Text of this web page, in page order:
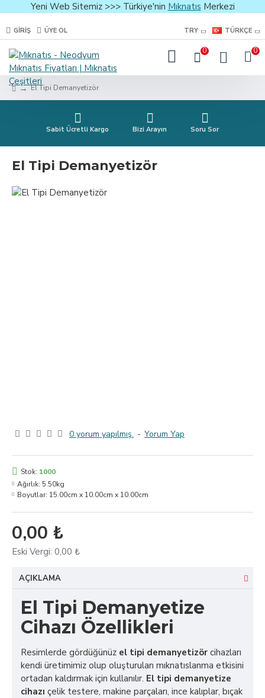
Yeni Web Sitemiz >>> Türkiye'nin Mıknatıs Merkezi
GIRIŞ ÜYE OL TRY TÜRKÇE
0 0
El Tipi Demanyetizör
Sabit Ücretli Kargo Bizi Arayın Soru Sor
El Tipi Demanyetizör
0 yorum yapılmış. - Yorum Yap
0,00 ₺
Eski Vergi: 0,00 ₺
Stok: 1000
Ağırlık: 5.50kg
Boyutlar: 15.00cm x 10.00cm x 10.00cm
AÇIKLAMA
El Tipi Demanyetize
Cihazı Özellikleri
Resimlerde gördüğünüz el tipi demanyetizör cihazları
kendi üretimimiz olup oluşturulan mıknatıslanma etkisini
ortadan kaldırmak için kullanılır. El tipi demanyetize
cihazı çelik testere, makine parçaları, ince kalıplar, bıçak